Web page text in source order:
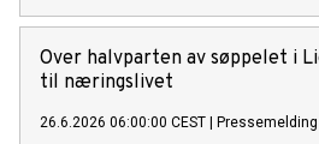
Over halvparten av søppelet i
til næringslivet
26.6.2026 06:00:00 CEST | Pressemelding